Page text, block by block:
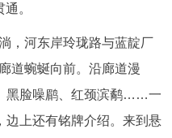
咨询 我要建议
谈
。
河东岸玲珑路与蓝靛厂
道蜿蜒向前。沿廊道漫
黑脸噪鹛、红颈滨鹬……一
边上还有铭牌介绍。来到悬